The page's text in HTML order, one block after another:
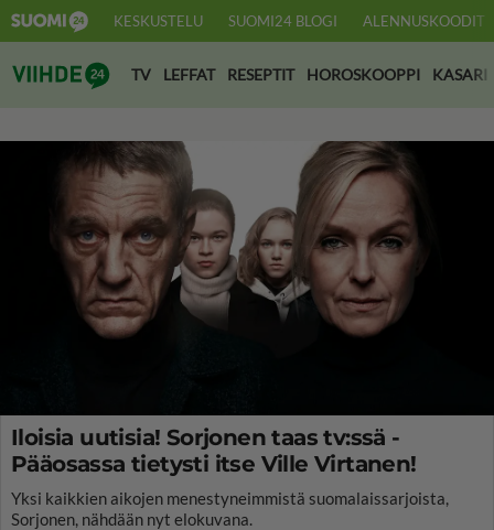
KESKUSTELU SUOMI24 BLOGI ALENNUSKOODIT
Suomi24 Viihde
TV LEFFAT RESEPTIT HOROSKOOPPI KASARI
Iloisia uutisia! Sorjonen taas tv:ssä -
Pääosassa tietysti itse Ville Virtanen!
Yksi kaikkien aikojen menestyneimmistä suomalaissarjoista,
Sorjonen, nähdään nyt elokuvana.